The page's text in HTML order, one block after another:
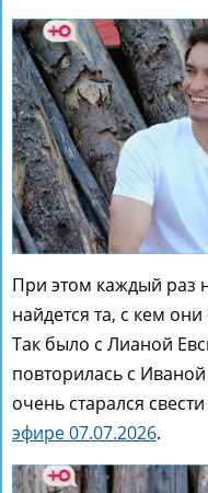
При этом каждый раз
найдется та, с кем
Так было с Лианой
повторилась с
очень старался
эфире 07.07.2026.